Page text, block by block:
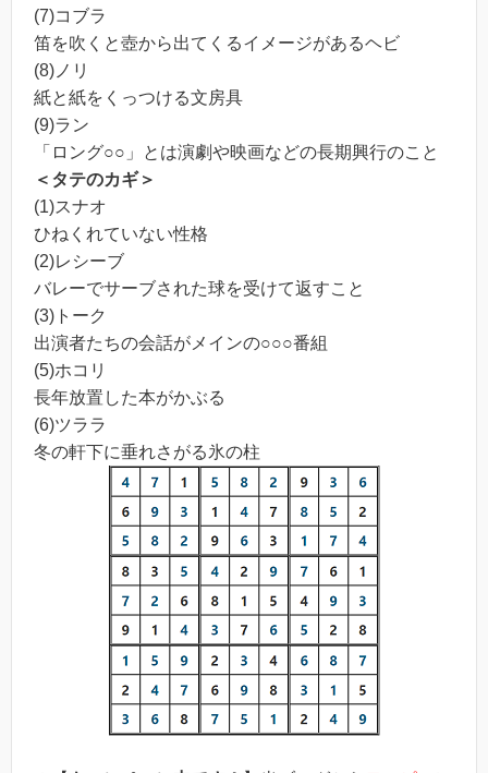
(7)コブラ
笛を吹くと壺から出てくるイメージがあるヘビ
(8)ノリ
紙と紙をくっつける文房具
(9)ラン
「ロング○○」とは演劇や映画などの長期興行のこと
＜タテのカギ＞
(1)スナオ
ひねくれていない性格
(2)レシーブ
バレーでサーブされた球を受けて返すこと
(3)トーク
出演者たちの会話がメインの○○○番組
(5)ホコリ
長年放置した本がかぶる
(6)ツララ
冬の軒下に垂れさがる氷の柱